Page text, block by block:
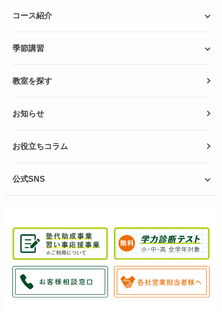
無料学力診断テスト
無料体験授業
コース紹介
高校生の個別指導コース
季節講習
冬期講習
教室を探す
お知らせ
お役立ちコラム
公式SNS